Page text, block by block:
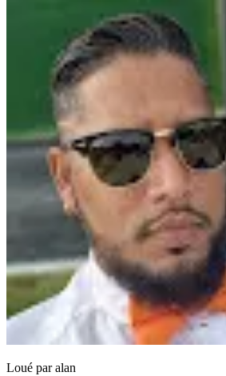
Loué paralan